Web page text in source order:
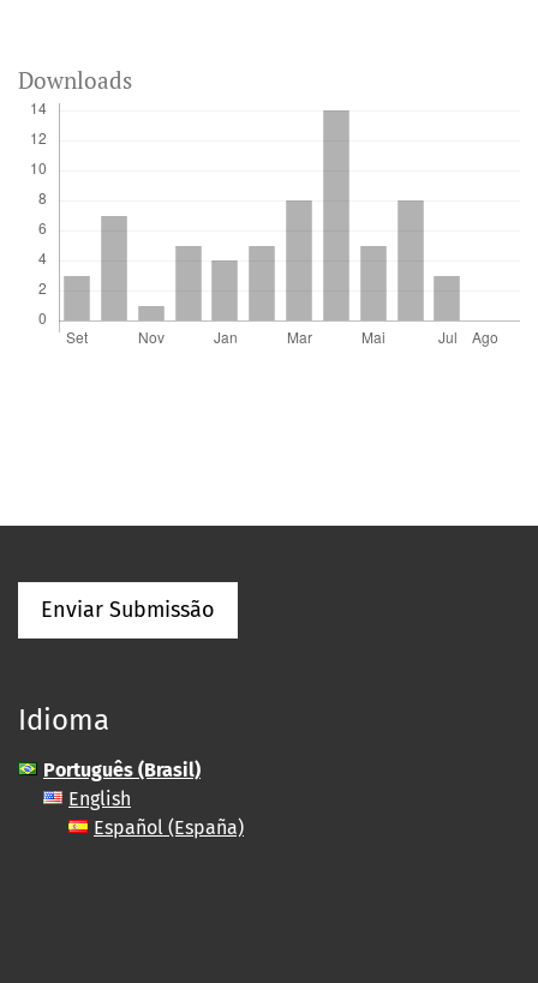
Downloads
Enviar Submissão
Idioma
Português (Brasil)
English
Español (España)